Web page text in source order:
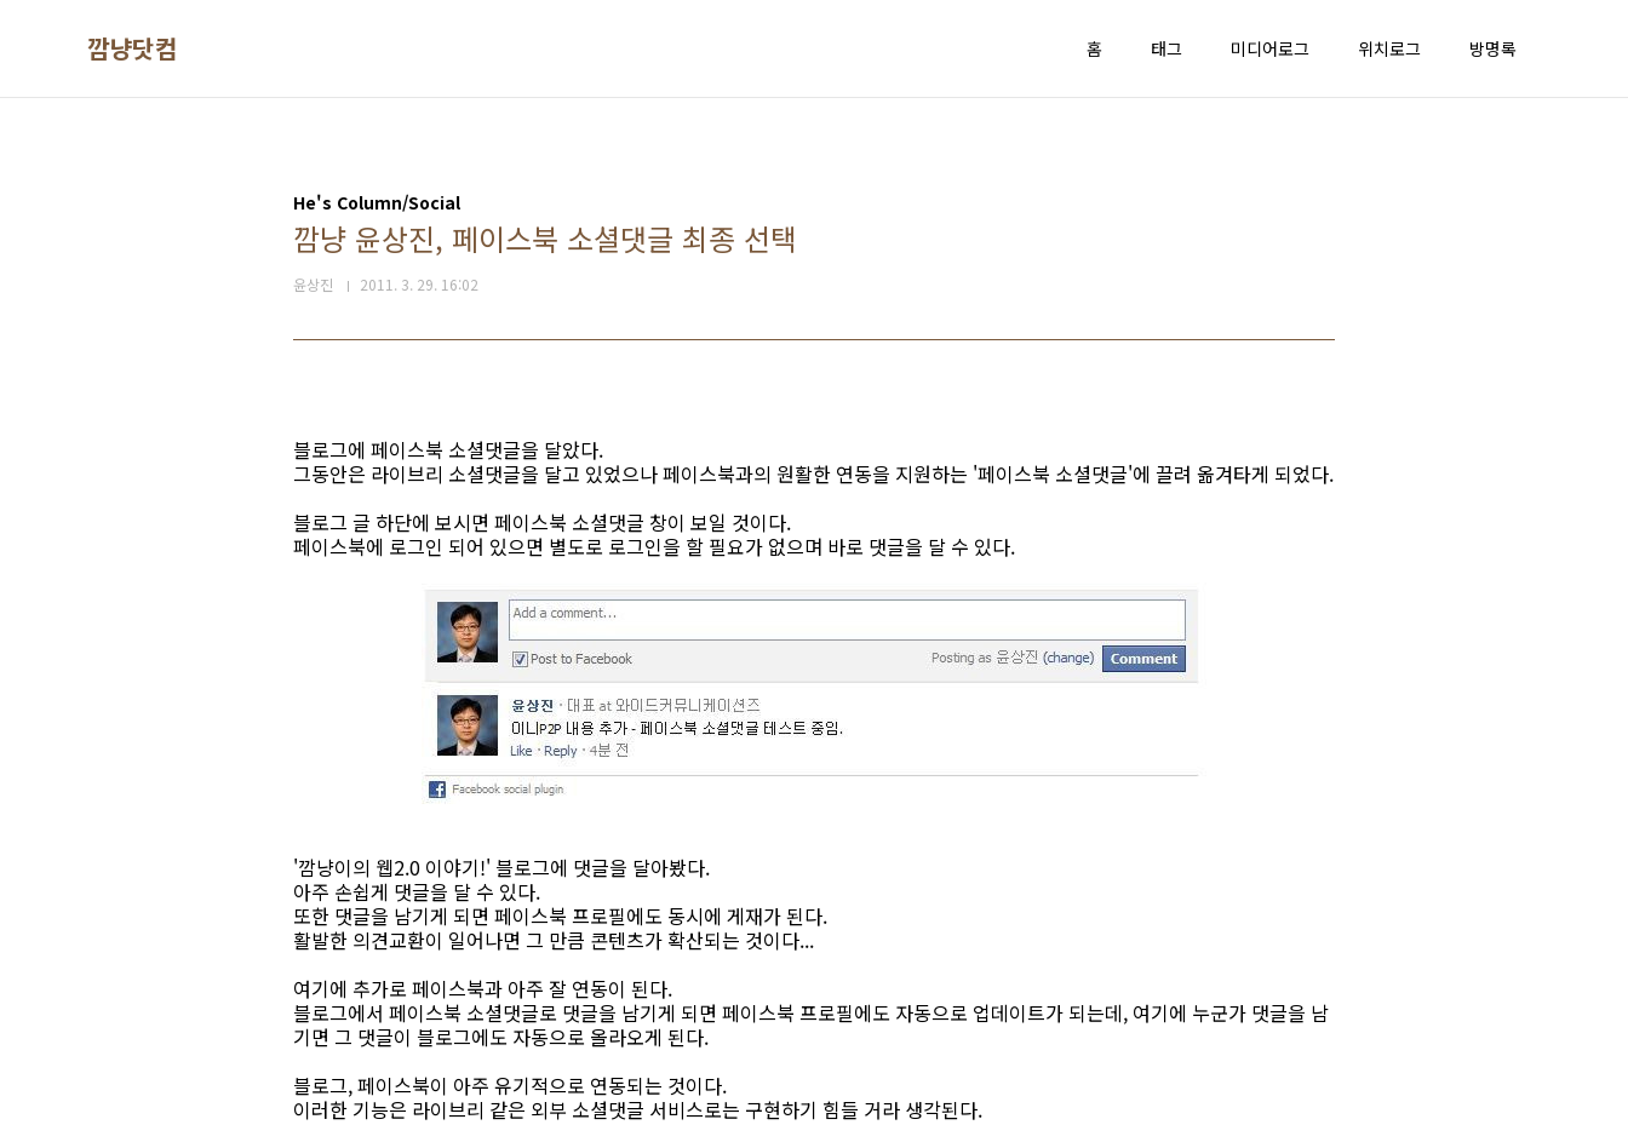
깜냥닷컴 홈 태그 미디어로그 위치로그 방명록
He's Column/Social
깜냥 윤상진, 페이스북 소셜댓글 최종 선택
윤상진 2011. 3. 29. 16:02
블로그에 페이스북 소셜댓글을 달았다.
그동안은 라이브리 소셜댓글을 달고 있었으나 페이스북과의 원활한 연동을 지원하는 '페이스북 소셜댓글'에 끌려 옮겨타게 되었다.
블로그 글 하단에 보시면 페이스북 소셜댓글 창이 보일 것이다.
페이스북에 로그인 되어 있으면 별도로 로그인을 할 필요가 없으며 바로 댓글을 달 수 있다.
'깜냥이의 웹2.0 이야기!' 블로그에 댓글을 달아봤다.
아주 손쉽게 댓글을 달 수 있다.
또한 댓글을 남기게 되면 페이스북 프로필에도 동시에 게재가 된다.
활발한 의견교환이 일어나면 그 만큼 콘텐츠가 확산되는 것이다...
여기에 추가로 페이스북과 아주 잘 연동이 된다.
블로그에서 페이스북 소셜댓글로 댓글을 남기게 되면 페이스북 프로필에도 자동으로 업데이트가 되는데, 여기에 누군가 댓글을 남
기면 그 댓글이 블로그에도 자동으로 올라오게 된다.
블로그, 페이스북이 아주 유기적으로 연동되는 것이다.
이러한 기능은 라이브리 같은 외부 소셜댓글 서비스로는 구현하기 힘들 거라 생각된다.